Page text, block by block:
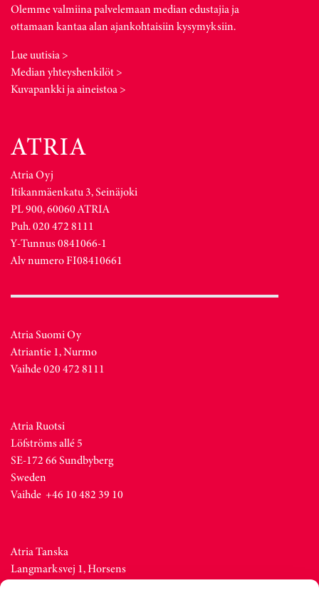
Olemme valmiina palvelemaan median edustajia ja
ottamaan kantaa alan ajankohtaisiin kysymyksiin.
Lue uutisia >
Median yhteyshenkilöt >
Kuvapankki ja aineistoa >
Atria Oyj
Itikanmäenkatu 3, Seinäjoki
PL 900, 60060 ATRIA
Puh. 020 472 8111
Y-Tunnus 0841066-1
Alv numero FI08410661
Atria Suomi Oy
Atriantie 1, Nurmo
Vaihde 020 472 8111
Atria Ruotsi
Löfströms allé 5
SE-172 66 Sundbyberg
Sweden
Vaihde +46 10 482 39 10
Atria Tanska
Langmarksvej 1, Horsens